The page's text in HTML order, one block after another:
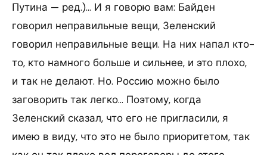
Путина — ред.)… И я говорю вам: Байден
говорил неправильные вещи, Зеленский
говорил неправильные вещи. На них напал кто-
то, кто намного больше и сильнее, и это плохо,
и так не делают. Но. Россию можно было
заговорить так легко… Поэтому, когда
Зеленский сказал, что его не пригласили, я
имею в виду, что это не было приоритетом, так